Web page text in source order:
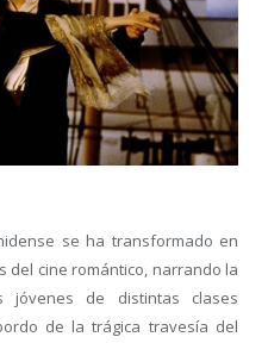
se ha transformado en
del cine romántico, narrando la
jóvenes de distintas clases
de la trágica travesía del